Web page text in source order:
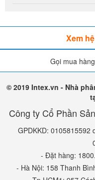
Xem
Gọi mua
© 2019 Intex.vn - Nhà
Công ty Cổ Phần
GPDKKD: 0105815592
- Đặt hàng:
- Hà Nội: 158 Thanh